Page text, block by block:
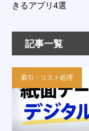
きるアプリ4選
記事一覧
索引・リスト処理